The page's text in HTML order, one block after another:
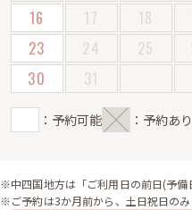
16
17 18
23
24 25
30
31
：予約可能 ：予約あり
※中四国地方は「ご利用日の前日(予備
※ご予約は3か月前から、土日祝日の